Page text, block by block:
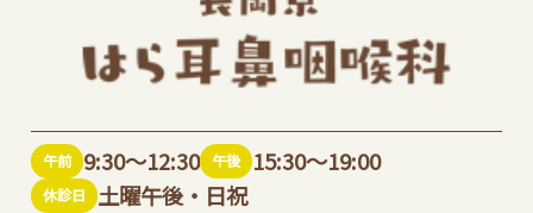
午前 9:30～12:30 午後 15:30～19:00
休診日 土曜午後・日祝